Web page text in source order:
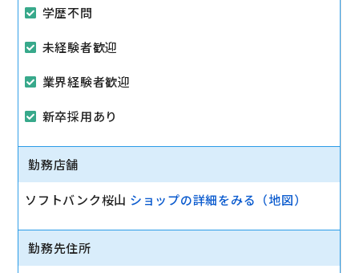
学歴不問
未経験者歓迎
業界経験者歓迎
新卒採用あり
勤務店舗
ソフトバンク桜山 ショップの詳細をみる（地図）
勤務先住所